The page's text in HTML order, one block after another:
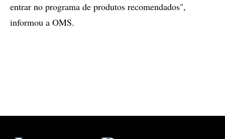
entrar no programa de produtos recomendados",
informou a OMS.